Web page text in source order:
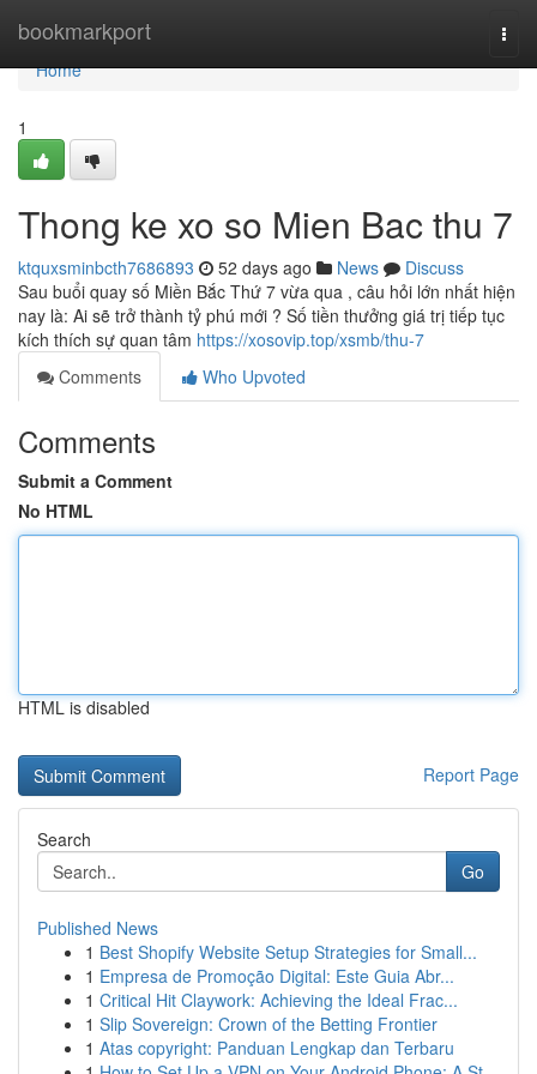
bookmarkport
Home
Home
1
Thong ke xo so Mien Bac thu 7
ktquxsminbcth7686893 52 days ago News
Discuss
Sau buổi quay số Miền Bắc Thứ 7 vừa qua , câu hỏi lớn nhất hiện
nay là: Ai sẽ trở thành tỷ phú mới ? Số tiền thưởng giá trị tiếp tục
kích thích sự quan tâm https://xosovip.top/xsmb/thu-7
Comments
Who Upvoted
Comments
Submit a Comment
No HTML
HTML is disabled
Report Page
Search
Go
Published News
1 Best Shopify Website Setup Strategies for Small...
1 Empresa de Promoção Digital: Este Guia Abr...
1 Critical Hit Claywork: Achieving the Ideal Frac...
1 Slip Sovereign: Crown of the Betting Frontier
1 Atas copyright: Panduan Lengkap dan Terbaru